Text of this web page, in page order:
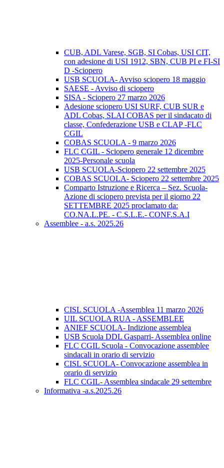
CUB, ADL Varese, SGB, SI Cobas, USI CIT,
con adesione di USI 1912, SBN, CUB PI e FI-SI
D -Sciopero
USB SCUOLA- Avviso sciopero 18 maggio
SAESE - Avviso di sciopero
SISA - Sciopero 27 marzo 2026
Adesione sciopero USI SURF, CUB SUR e
ADL Cobas, SLAI COBAS per il sindacato di
classe, Confederazione USB e CLAP -FLC
CGIL
COBAS SCUOLA - 9 marzo 2026
FLC CGIL - Sciopero generale 12 dicembre
2025-Personale scuola
USB SCUOLA-Sciopero 22 settembre 2025
COBAS SCUOLA- Sciopero 22 settembre 2025
Comparto Istruzione e Ricerca – Sez. Scuola-
Azione di sciopero prevista per il giorno 22
SETTEMBRE 2025 proclamato da:
CO.NA.L.PE. - C.S.L.E.- CONF.S.A.I
Assemblee - a.s. 2025.26
CISL SCUOLA -Assemblea 11 marzo 2026
UIL SCUOLA RUA - ASSEMBLEE
ANIEF SCUOLA- Indizione assemblea
USB Scuola DDL Gasparri- Assemblea online
FLC CGIL Scuola - Convocazione assemblee
sindacali in orario di servizio
CISL SCUOLA- Convocazione assemblea in
orario di servizio
FLC CGIL- Assemblea sindacale 29 settembre
Informativa -a.s.2025.26